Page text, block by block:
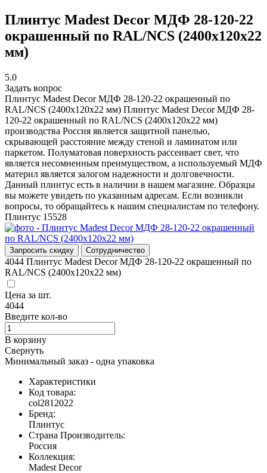
Плинтус Madest Decor МДФ 28-120-22
окрашенный по RAL/NCS (2400х120х22
мм)
5.0
Задать вопрос
Плинтус Madest Decor МДФ 28-120-22 окрашенный по
RAL/NCS (2400х120х22 мм) Плинтус Madest Decor МДФ 28-
120-22 окрашенный по RAL/NCS (2400х120х22 мм)
производства Россия является защитной панелью,
скрывающей расстояние между стеной и ламинатом или
паркетом. Полуматовая поверхность рассеивает свет, что
является несомненным преимуществом, а используемый МДФ
материл является залогом надежности и долговечности.
Данный плинтус есть в наличии в нашем магазине. Образцы
вы можете увидеть по указанным адресам. Если возникли
вопросы, то обращайтесь к нашим специалистам по телефону.
Плинтус 15528
Запросить скидку Сотрудничество
4044 Плинтус Madest Decor МДФ 28-120-22 окрашенный по
RAL/NCS (2400х120х22 мм)
Цена за шт.
4044
Введите кол-во
В корзину
Свернуть
Минимальный заказ - одна упаковка
Характеристики
Код товара:
col2812022
Бренд:
Плинтус
Страна Производитель:
Россия
Коллекция:
Madest Decor